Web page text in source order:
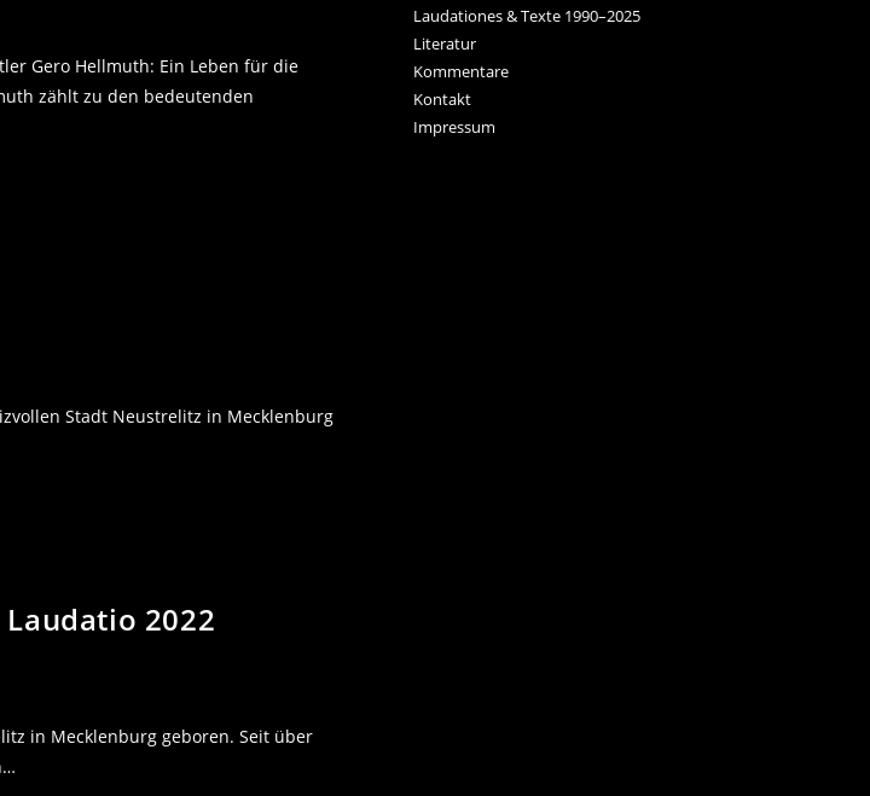
Gero Hellmuth: Ein Leben für die
zählt zu den bedeutenden
Stadt Neustrelitz in Mecklenburg
2022
in Mecklenburg geboren. Seit über
Laudationes & Texte 1990–2025
Literatur
Kommentare
Kontakt
Impressum